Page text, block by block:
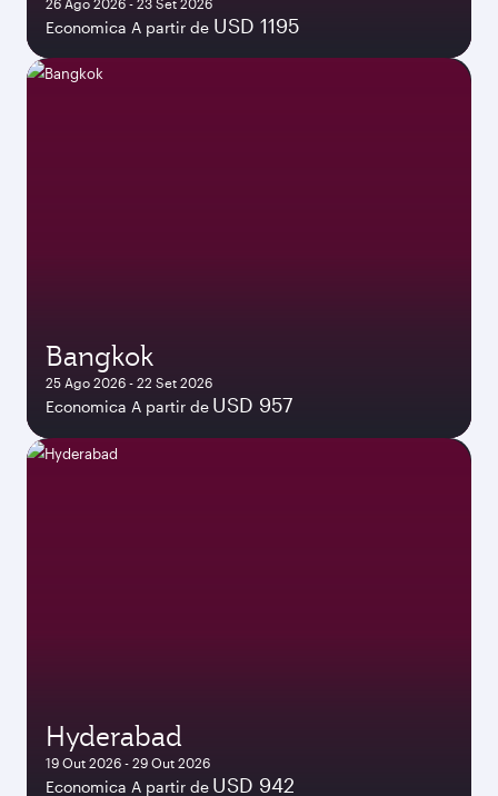
26 Ago 2026 - 23 Set 2026
Economica A partir de USD 1195
Bangkok
25 Ago 2026 - 22 Set 2026
Economica A partir de USD 957
Hyderabad
19 Out 2026 - 29 Out 2026
Economica A partir de USD 942